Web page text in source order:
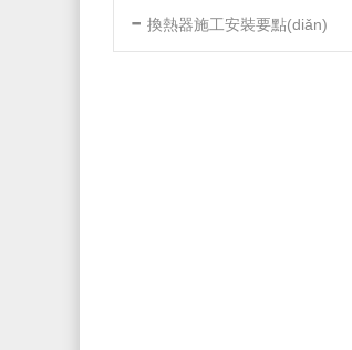
- 換熱器施工安裝要點(diǎn)